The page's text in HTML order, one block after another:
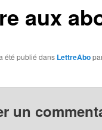
aux
été publié dans LettreAbo
un